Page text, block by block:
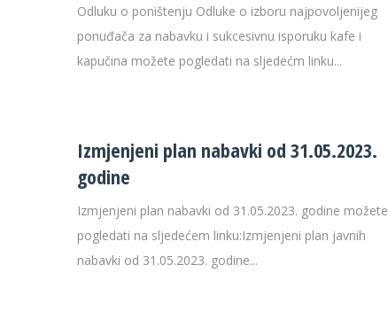
Odluku o poništenju Odluke o izboru najpovoljenijeg
ponuđača za nabavku i sukcesivnu isporuku kafe i
kapučina možete pogledati na sljedećm linku...
Izmjenjeni plan nabavki od 31.05.2023.
godine
Izmjenjeni plan nabavki od 31.05.2023. godine možete
pogledati na sljedećem linku:Izmjenjeni plan javnih
nabavki od 31.05.2023. godine...